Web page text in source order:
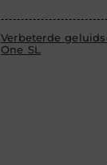
Verbeterde
One SL